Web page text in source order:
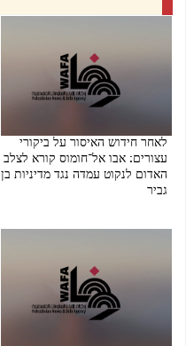
לאחר חידוש האיסור על ביקורי
עצורים: אבו אל־חומוס קורא לצלב
האדום לנקוט עמדה נגד מדיניות בן
גביר